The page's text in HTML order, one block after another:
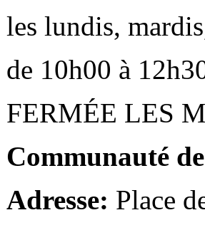
les lundis,
de 10h00 à
FERMÉE LES
Communauté
Adresse: Place